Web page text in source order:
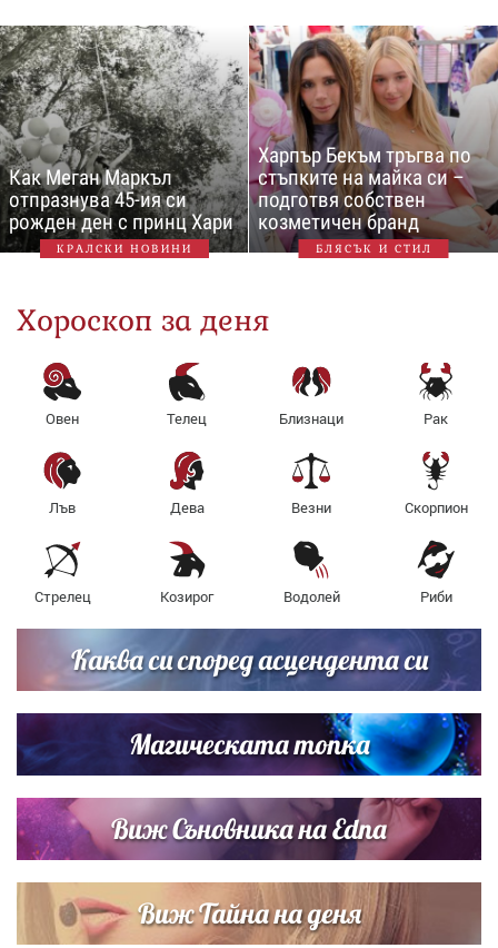
Как Меган Маркъл
отпразнува 45-ия си
рожден ден с принц Хари
КРАЛСКИ НОВИНИ
Харпър Бекъм тръгва по
стъпките на майка си –
подготвя собствен
козметичен бранд
БЛЯСЪК И СТИЛ
Хороскоп за деня
Овен Телец Близнаци Рак
Лъв Дева Везни Скорпион
Стрелец Козирог Водолей Риби
Каква си според асцендента си
Магическата топка
Виж Съновника на Edna
Виж Тайна на деня